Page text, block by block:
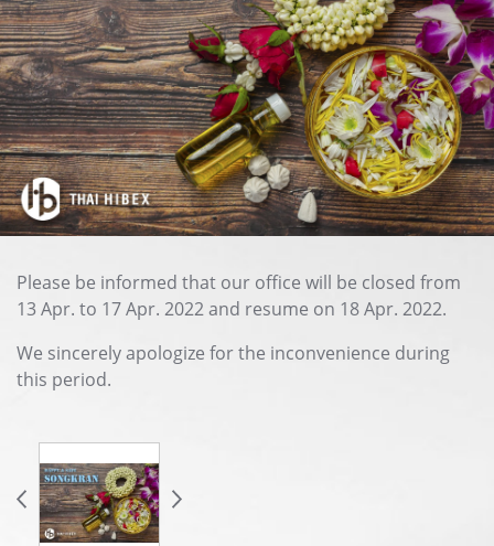
Please be informed that our office will be closed from
13 Apr. to 17 Apr. 2022 and resume on 18 Apr. 2022.
We sincerely apologize for the inconvenience during
this period.